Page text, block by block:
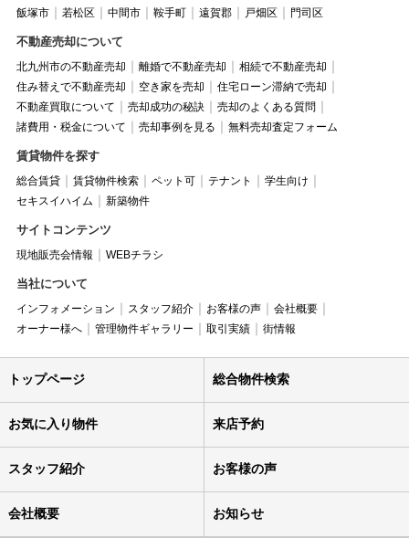
飯塚市
若松区 中間市 鞍手町 遠賀郡 戸畑区 門司区
不動産売却について
北九州市の不動産売却 離婚で不動産売却
相続で不動産売却
住み替えで不動産売却
空き家を売却
住宅ローン滞納で売却
不動産買取について
売却成功の秘訣
売却のよくある質問
諸費用・税金について
売却事例を見る 無料売却査定フォーム
賃貸物件を探す
総合賃貸 賃貸物件検索 ペット可 テナント
学生向け
セキスイハイム
新築物件
サイトコンテンツ
現地販売会情報 WEBチラシ
当社について
インフォメーション スタッフ紹介 お客様の声
会社概要
オーナー様へ
管理物件ギャラリー 取引実績 街情報
トップページ 総合物件検索
お気に入り物件 来店予約
スタッフ紹介 お客様の声
会社概要 お知らせ